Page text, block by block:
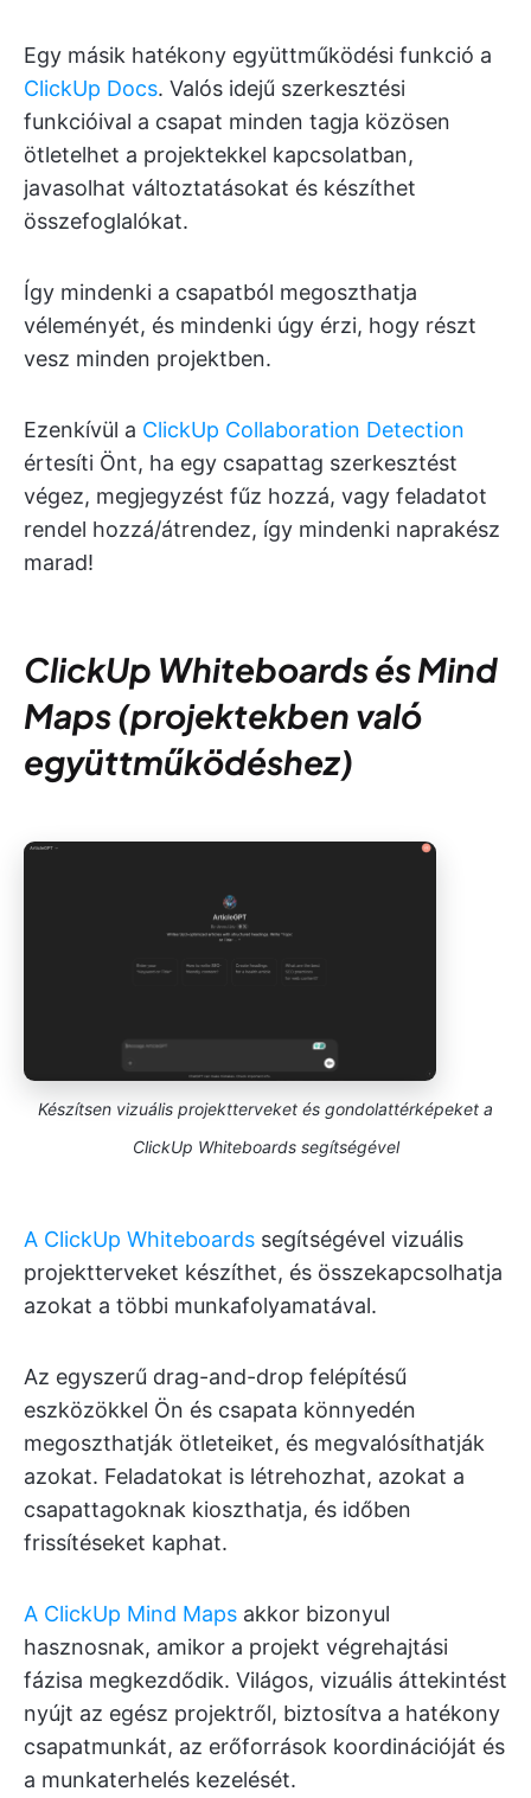
Egy másik hatékony együttműködési funkció a
ClickUp Docs. Valós idejű szerkesztési
funkcióival a csapat minden tagja közösen
ötletelhet a projektekkel kapcsolatban,
javasolhat változtatásokat és készíthet
összefoglalókat.
Így mindenki a csapatból megoszthatja
véleményét, és mindenki úgy érzi, hogy részt
vesz minden projektben.
Ezenkívül a ClickUp Collaboration Detection
értesíti Önt, ha egy csapattag szerkesztést
végez, megjegyzést fűz hozzá, vagy feladatot
rendel hozzá/átrendez, így mindenki naprakész
marad!
ClickUp Whiteboards és Mind
Maps (projektekben való
együttműködéshez)
Készítsen vizuális projektterveket és gondolattérképeket a
ClickUp Whiteboards segítségével
A ClickUp Whiteboards segítségével vizuális
projektterveket készíthet, és összekapcsolhatja
azokat a többi munkafolyamatával.
Az egyszerű drag-and-drop felépítésű
eszközökkel Ön és csapata könnyedén
megoszthatják ötleteiket, és megvalósíthatják
azokat. Feladatokat is létrehozhat, azokat a
csapattagoknak kioszthatja, és időben
frissítéseket kaphat.
A ClickUp Mind Maps akkor bizonyul
hasznosnak, amikor a projekt végrehajtási
fázisa megkezdődik. Világos, vizuális áttekintést
nyújt az egész projektről, biztosítva a hatékony
csapatmunkát, az erőforrások koordinációját és
a munkaterhelés kezelését.